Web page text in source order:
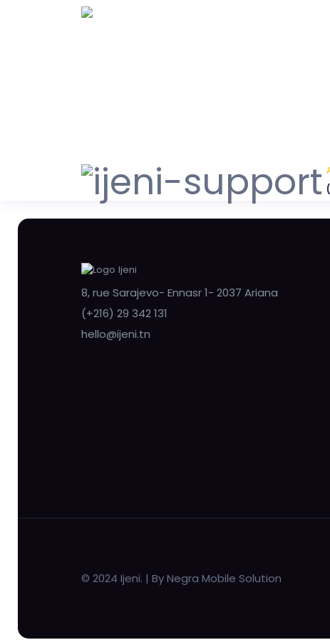
8, rue Sarajevo- Ennasr 1- 2037 Ariana
(+216) 29 342 131
hello@ijeni.tn
© 2024 Ijeni. | By Negra Mobile Solution